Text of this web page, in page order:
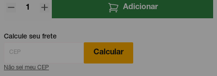
Adicionar
Calcule seu frete
Calcular
Não sei meu CEP